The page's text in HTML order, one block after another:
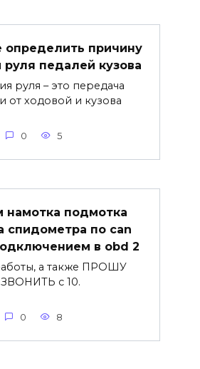
определить причину
руля педалей кузова
руля – это передача
от ходовой и кузова
0 5
намотка подмотка
спидометра по can
в obd 2
а также ПРОШУ
ЗВОНИТЬ с 10.
0 8